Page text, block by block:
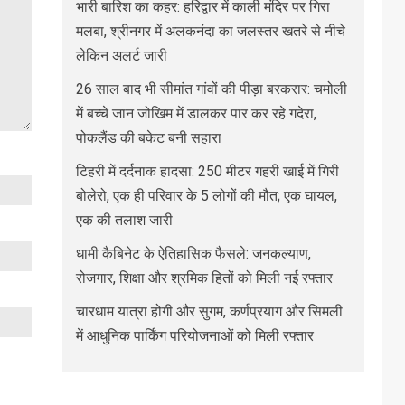
भारी बारिश का कहर: हरिद्वार में काली मंदिर पर गिरा
मलबा, श्रीनगर में अलकनंदा का जलस्तर खतरे से नीचे
लेकिन अलर्ट जारी
26 साल बाद भी सीमांत गांवों की पीड़ा बरकरार: चमोली
में बच्चे जान जोखिम में डालकर पार कर रहे गदेरा,
पोकलैंड की बकेट बनी सहारा
टिहरी में दर्दनाक हादसा: 250 मीटर गहरी खाई में गिरी
बोलेरो, एक ही परिवार के 5 लोगों की मौत; एक घायल,
एक की तलाश जारी
धामी कैबिनेट के ऐतिहासिक फैसले: जनकल्याण,
रोजगार, शिक्षा और श्रमिक हितों को मिली नई रफ्तार
चारधाम यात्रा होगी और सुगम, कर्णप्रयाग और सिमली
में आधुनिक पार्किंग परियोजनाओं को मिली रफ्तार